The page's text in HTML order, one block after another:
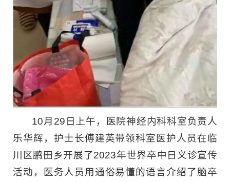
10月29日上午，医院神经内科科室负责人
乐华辉，护士长傅建英带领科室医护人员在临
川区鹏田乡开展了2023年世界卒中日义诊宣传
活动，医务人员用通俗易懂的语言介绍了脑卒